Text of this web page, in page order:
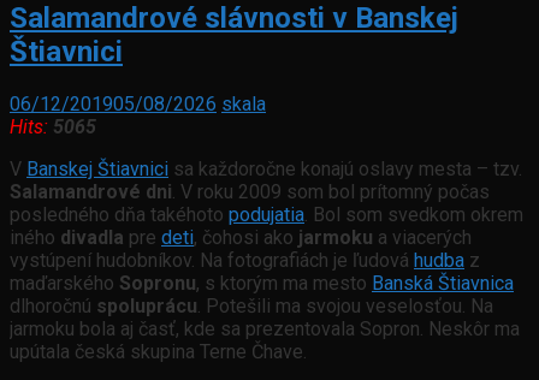
Salamandrové slávnosti v Banskej
Štiavnici
06/12/201905/08/2026 skala
Hits: 5065
V Banskej Štiavnici sa každoročne konajú oslavy mesta – tzv.
Salamandrové dni. V roku 2009 som bol prítomný počas
posledného dňa takéhoto podujatia. Bol som svedkom okrem
iného divadla pre deti, čohosi ako jarmoku a viacerých
vystúpení hudobníkov. Na fotografiách je ľudová hudba z
maďarského Sopronu, s ktorým ma mesto Banská Štiavnica
dlhoročnú spoluprácu. Potešili ma svojou veselosťou. Na
jarmoku bola aj časť, kde sa prezentovala Sopron. Neskôr ma
upútala česká skupina Terne Čhave.